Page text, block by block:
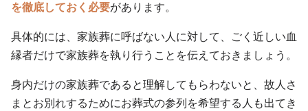
を徹底しておく必要があります。
具体的には、家族葬に呼ばない人に対して、ごく近しい血
縁者だけで家族葬を執り行うことを伝えておきましょう。
身内だけの家族葬であると理解してもらわないと、故人さ
まとお別れするためにお葬式の参列を希望する人も出てき